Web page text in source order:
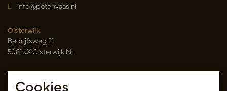
E info@potenvaas.nl
Oisterwijk
Bedrijfsweg 21
5061 JX Oisterwijk NL
Openingstijden
Maandag t/m vrijdag 09.00-17.00 uur
Cookies